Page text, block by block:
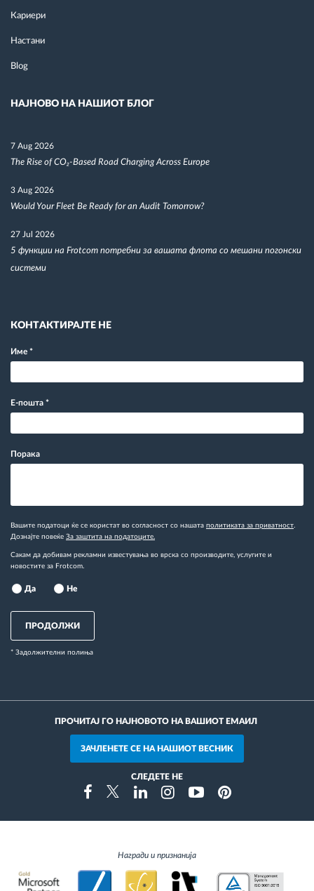
Кариери
Настани
Blog
НАЈНОВО НА НАШИОТ БЛОГ
7 Aug 2026
The Rise of CO₂-Based Road Charging Across Europe
3 Aug 2026
Would Your Fleet Be Ready for an Audit Tomorrow?
27 Jul 2026
5 функции на Frotcom потребни за вашата флота со мешани погонски
системи
КОНТАКТИРАЈТЕ НЕ
Име *
Е-пошта *
Порака
Вашите податоци ќе се користат во согласност со нашата политиката за приватност
Дознајте повеќе За заштита на податоците.
Сакам да добивам рекламни известувања во врска со производите, услугите и
новостите за Frotcom.
Да Не
ПРОДОЛЖИ
* Задолжителни полиња
ПРОЧИТАЈ ГО НАЈНОВОТО НА ВАШИОТ ЕМАИЛ
ЗАЧЛЕНЕТЕ СЕ НА НАШИОТ ВЕСНИК
СЛЕДЕТЕ НЕ
FacebookTwitterLinkedinInstragramYoutubePinterest
Награди и признанија